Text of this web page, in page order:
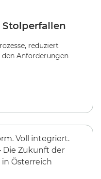
reduziert
Anforderungen